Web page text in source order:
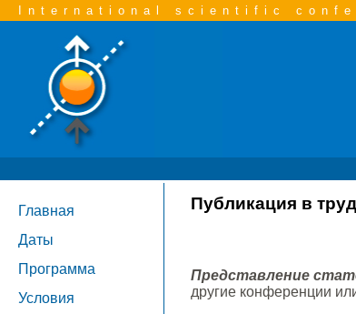
International scientific
Главная
Даты
Программа
Условия
Публикация в
Представление
другие конференции